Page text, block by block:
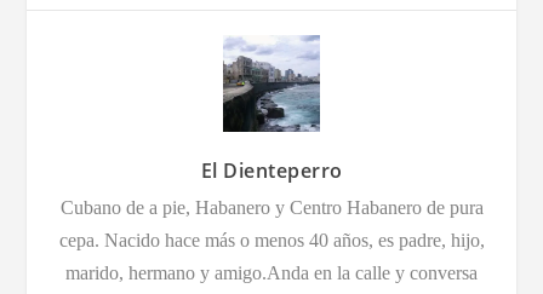
El Dienteperro
Cubano de a pie, Habanero y Centro Habanero de pura
cepa. Nacido hace más o menos 40 años, es padre, hijo,
marido, hermano y amigo.Anda en la calle y conversa